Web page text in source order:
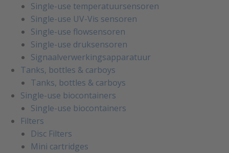
Single-use temperatuursensoren
Single-use UV-Vis sensoren
Single-use flowsensoren
Single-use druksensoren
Signaalverwerkingsapparatuur
Tanks, bottles & carboys
Tanks, bottles & carboys
Single-use biocontainers
Single-use biocontainers
Filters
Disc Filters
Mini cartridges